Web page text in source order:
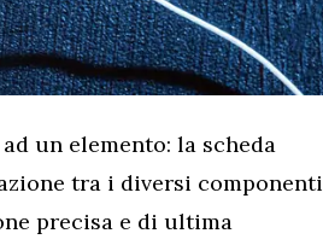
un elemento: la scheda
tra i diversi componenti
precisa e di ultima